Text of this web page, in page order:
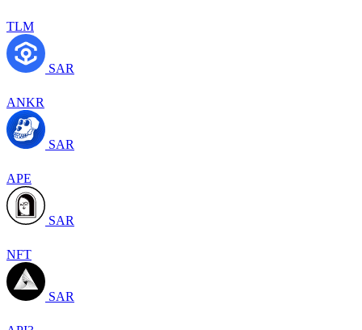
TLM
SAR
ANKR
SAR
APE
SAR
NFT
SAR